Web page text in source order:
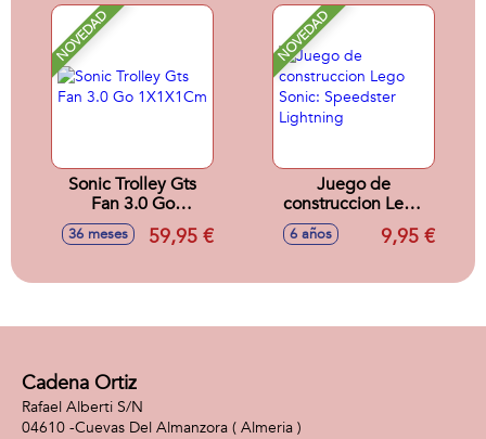
NOVEDAD
Sonic Trolley Gts
Fan 3.0 Go
1X1X1Cm
36 meses 59,95 €
NOVEDAD
Juego de
construccion Lego
Sonic: Speedster
Lightning
6 años 9,95 €
Cadena Ortiz
Rafael Alberti S/N
04610 -Cuevas Del Almanzora ( Almeria )